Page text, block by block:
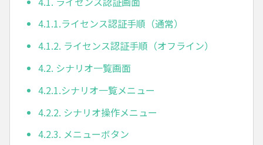
4.1.1.ライセンス認証手順（通常）
4.1.2. ライセンス認証手順（オフライン）
4.2. シナリオ一覧画面
4.2.1.シナリオ一覧メニュー
4.2.2. シナリオ操作メニュー
4.2.3. メニューボタン